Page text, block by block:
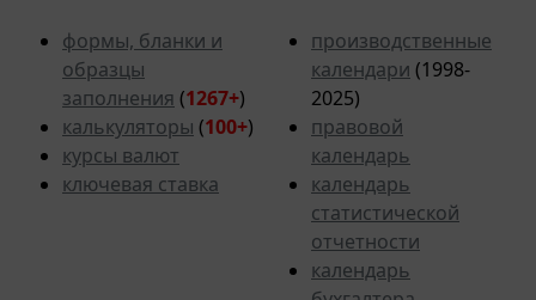
формы, бланки и
образцы
заполнения
( 1267+ )
калькуляторы(100+)
курсы валют
ключевая ставка
календари(1998-
2025)
правовой
календарь
календарь
статистической
отчетности
календарь
бухгалтера